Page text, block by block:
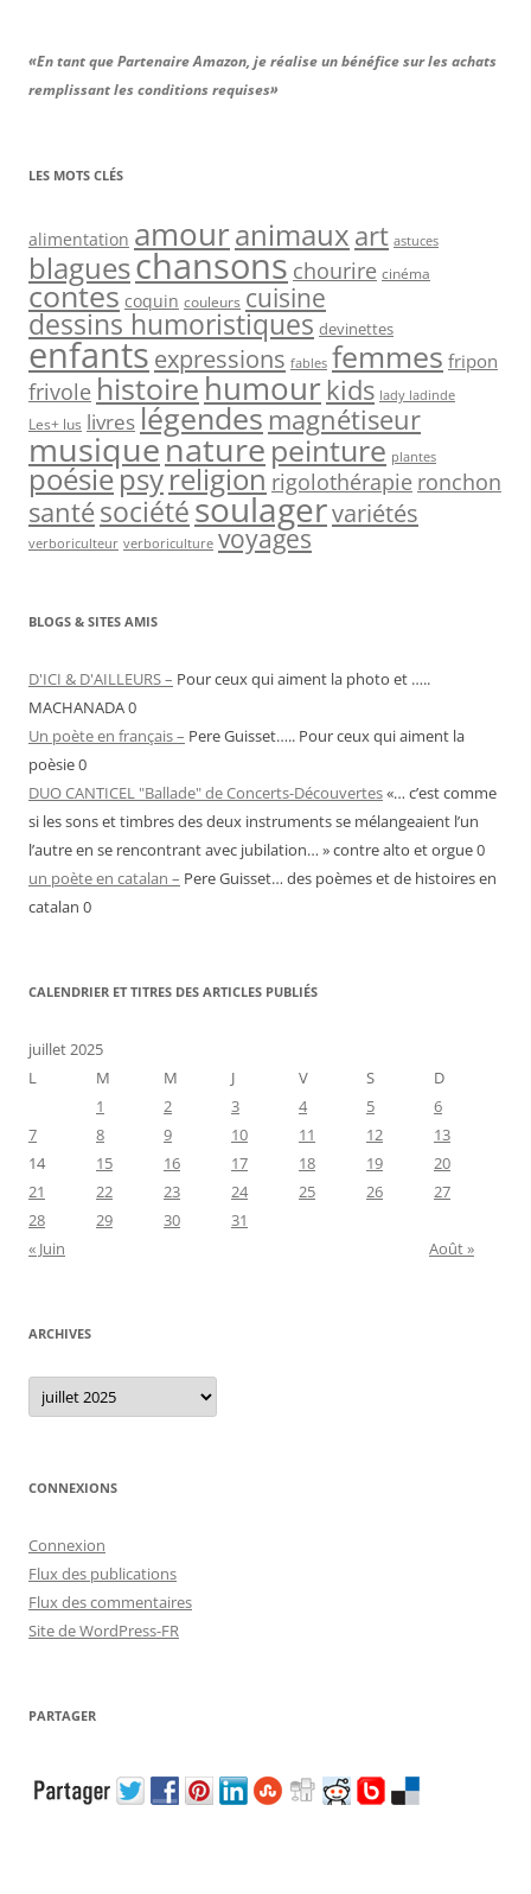
«En tant que Partenaire Amazon, je réalise un bénéfice sur les achats
remplissant les conditions requises»
LES MOTS CLÉS
alimentation amouranimaux art astuces
blagueschansons chourire cinéma
contes coquin couleurs cuisine
dessins humoristiques devinettes
enfantsexpressions fables femmes fripon
frivole histoire humour kids lady ladinde
Les+ lus livreslégendes magnétiseur
musiquenature peinture plantes
poésiepsyreligion rigolothérapie ronchon
santésociétésoulagervariétés
verboriculteur verboriculture voyages
BLOGS & SITES AMIS
D'ICI & D'AILLEURS – Pour ceux qui aiment la photo et …..
MACHANADA 0
Un poète en français – Pere Guisset….. Pour ceux qui aiment la
poèsie 0
DUO CANTICEL "Ballade" de Concerts-Découvertes«… c’est comme
si les sons et timbres des deux instruments se mélangeaient l’un
l’autre en se rencontrant avec jubilation… » contre alto et orgue 0
un poète en catalan – Pere Guisset… des poèmes et de histoires en
catalan 0
CALENDRIER ET TITRES DES ARTICLES PUBLIÉS
juillet 2025
L
M M J V S
D
1
2 3 4 5
6
7
8 9 10 11 12
13
14
15 16 17 18 19
20
21
22 23 24 25 26
27
28
29 30
31
« Juin
Août »
ARCHIVES
Archives
CONNEXIONS
Connexion
Flux des publications
Flux des commentaires
Site de WordPress-FR
PARTAGER